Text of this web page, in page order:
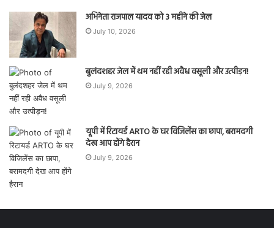
अभिनेता राजपाल यादव को 3 महीने की जेल
July 10, 2026
बुलंदशहर जेल में थम नहीं रही अवैध वसूली और उत्पीड़न!
July 9, 2026
यूपी में रिटायर्ड ARTO के घर विजिलेंस का छापा, बरामदगी
देख आप होंगे हैरान
July 9, 2026